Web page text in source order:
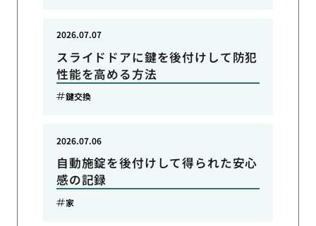
スライドドアに鍵を後付けして防犯
性能を高める方法
2026.07.07
鍵交換
自動施錠を後付けして得られた安心
感の記録
2026.07.06
家